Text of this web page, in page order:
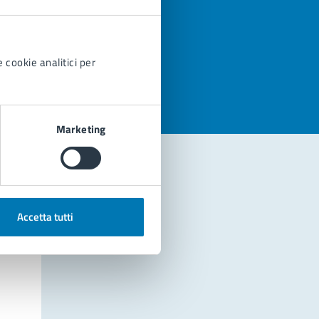
cookie analitici per
Marketing
Accetta tutti